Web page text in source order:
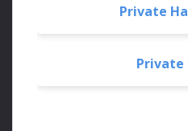
Private
Private